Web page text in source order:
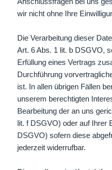
wir nicht ohne Ihre
Die Verarbeitung dieser
Art. 6 Abs. 1 lit. b DSGVO,
Erfüllung eines Vertrags
Durchführung
ist. In allen übrigen Fällen
unserem berechtigten
Bearbeitung der an uns
lit. f DSGVO) oder auf Ihrer
DSGVO) sofern diese
jederzeit widerrufbar.